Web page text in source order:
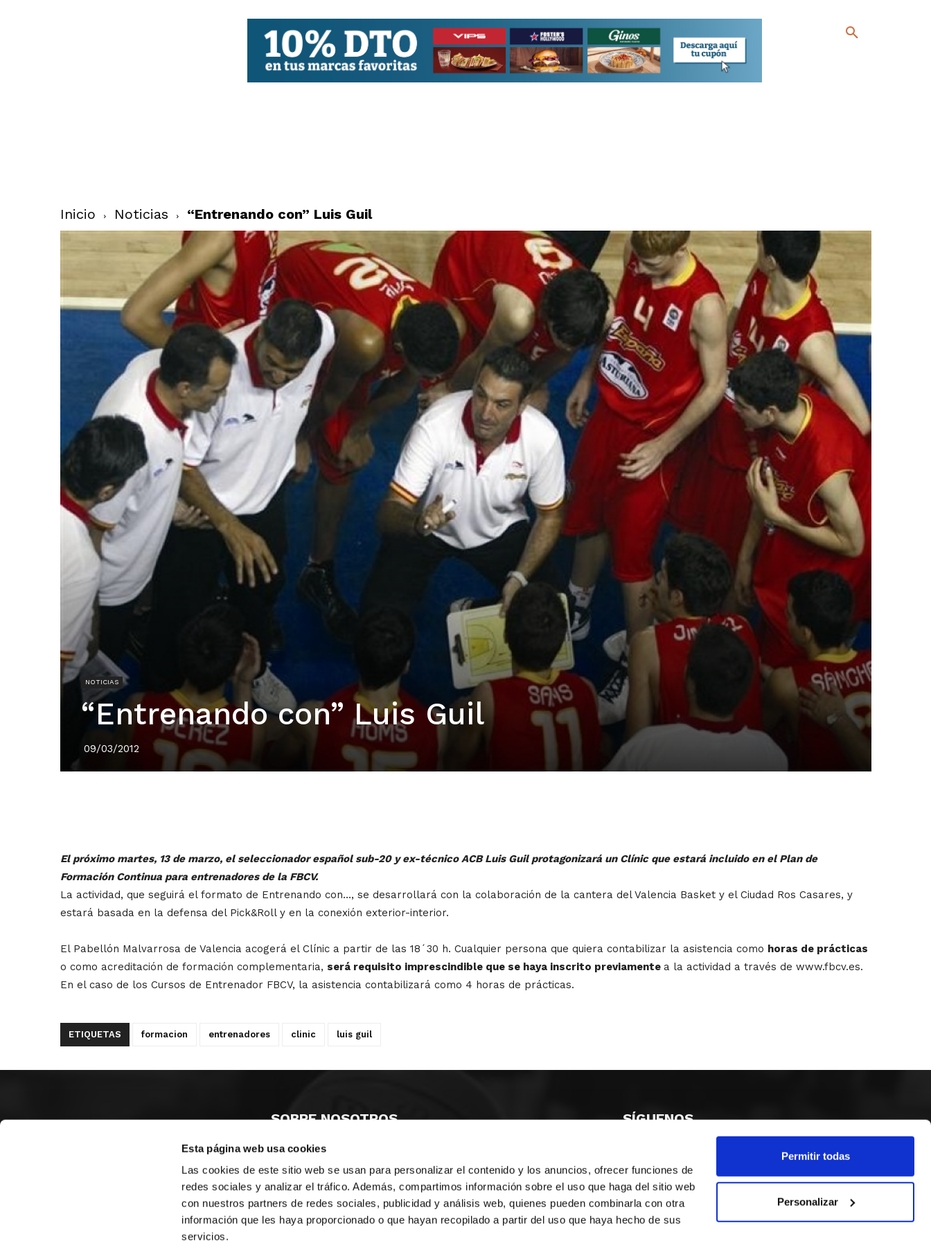
Esta página web usa cookies
Las cookies de este sitio web se usan para personalizar el contenido y los anuncios, ofrecer funciones de
redes sociales y analizar el tráfico. Además, compartimos información sobre el uso que haga del sitio web
con nuestros partners de redes sociales, publicidad y análisis web, quienes pueden combinarla con otra
información que les haya proporcionado o que hayan recopilado a partir del uso que haya hecho de sus
servicios.
Permitir todas
Personalizar
Inicio Noticias “Entrenando con” Luis Guil
NOTICIAS
“Entrenando con” Luis Guil
09/03/2012
El próximo martes, 13 de marzo, el seleccionador español sub-20 y ex-técnico ACB Luis Guil protagonizará un Clínic que estará incluido en el Plan de
Formación Continua para entrenadores de la FBCV.
La actividad, que seguirá el formato de Entrenando con…, se desarrollará con la colaboración de la cantera del Valencia Basket y el Ciudad Ros Casares, y
estará basada en la defensa del Pick&Roll y en la conexión exterior-interior.
El Pabellón Malvarrosa de Valencia acogerá el Clínic a partir de las 18´30 h. Cualquier persona que quiera contabilizar la asistencia como horas de prácticas
o como acreditación de formación complementaria, será requisito imprescindible que se haya inscrito previamente a la actividad a través de www.fbcv.es.
En el caso de los Cursos de Entrenador FBCV, la asistencia contabilizará como 4 horas de prácticas.
ETIQUETAS formacion entrenadores clinic luis guil
SOBRE NOSOTROS
CASTELLON
VALENCIA
MONESTIR DE POBLET 14 1ª 3º
ALICANTE
CIUDAD DE MATANZAS 12
fbcv@fbcv.es
SÍGUENOS